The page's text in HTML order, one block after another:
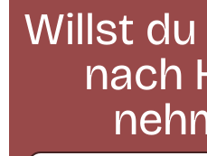
Willst
nach